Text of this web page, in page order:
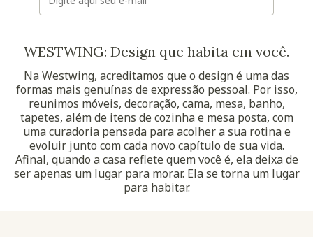
WESTWING: Design que habita em você.
Na Westwing, acreditamos que o design é uma das
formas mais genuínas de expressão pessoal. Por isso,
reunimos móveis, decoração, cama, mesa, banho,
tapetes, além de itens de cozinha e mesa posta, com
uma curadoria pensada para acolher a sua rotina e
evoluir junto com cada novo capítulo de sua vida.
Afinal, quando a casa reflete quem você é, ela deixa de
ser apenas um lugar para morar. Ela se torna um lugar
para habitar.